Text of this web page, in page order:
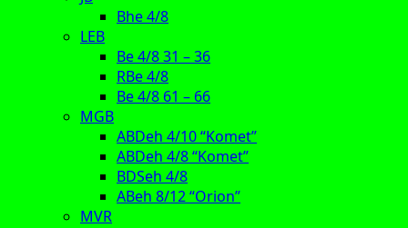
Bhe 4/8
LEB
Be 4/8 31 – 36
RBe 4/8
Be 4/8 61 – 66
MGB
ABDeh 4/10 “Komet”
ABDeh 4/8 “Komet”
BDSeh 4/8
ABeh 8/12 “Orion”
MVR